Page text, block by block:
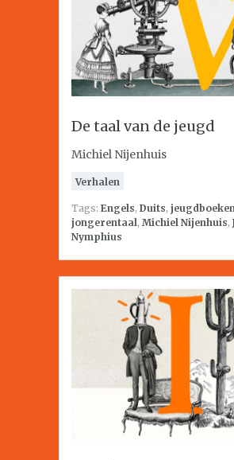
De taal van de jeugd
Michiel Nijenhuis
Verhalen
Tags: Engels, Duits,
jongerentaal, Michiel Nijenhuis,
Nymphius